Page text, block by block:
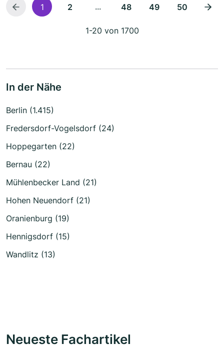
1 2 ... 48 49 50
1-20 von 1700
In der Nähe
Berlin (1.415)
Fredersdorf-Vogelsdorf (24)
Hoppegarten (22)
Bernau (22)
Mühlenbecker Land (21)
Hohen Neuendorf (21)
Oranienburg (19)
Hennigsdorf (15)
Wandlitz (13)
Neueste Fachartikel